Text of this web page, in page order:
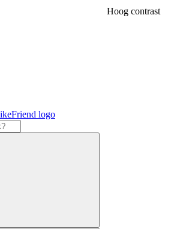
Hoog contrast